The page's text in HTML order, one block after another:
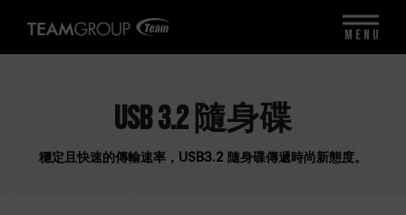
USB 3.2 隨身碟
穩定且快速的傳輸速率，USB3.2 隨身碟傳遞時尚新態度。
MENU